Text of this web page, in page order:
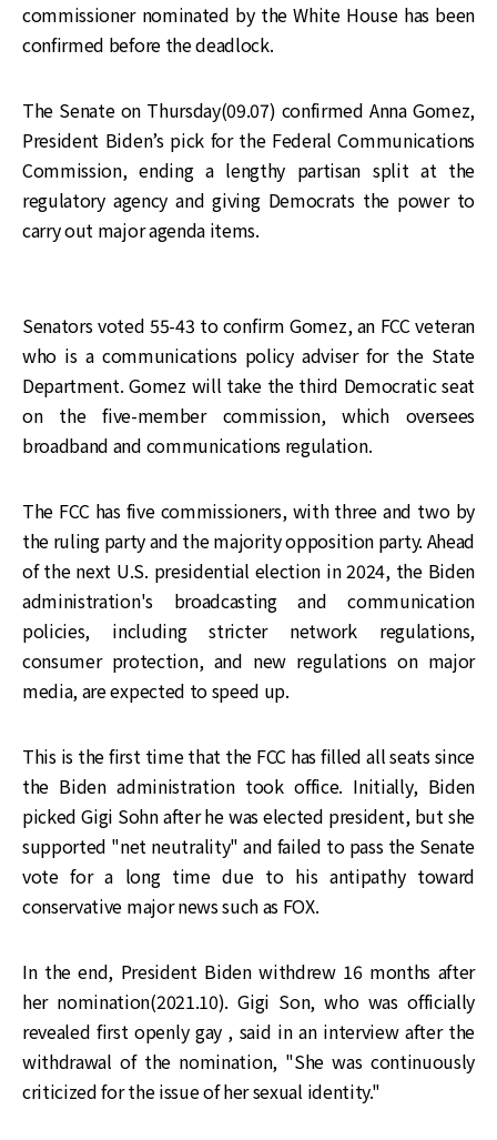
commissioner nominated by the White House has been
confirmed before the deadlock.
The Senate on Thursday(09.07) confirmed Anna Gomez,
President Biden’s pick for the Federal Communications
Commission, ending a lengthy partisan split at the
regulatory agency and giving Democrats the power to
carry out major agenda items.
Senators voted 55-43 to confirm Gomez, an FCC veteran
who is a communications policy adviser for the State
Department. Gomez will take the third Democratic seat
on the five-member commission, which oversees
broadband and communications regulation.
The FCC has five commissioners, with three and two by
the ruling party and the majority opposition party. Ahead
of the next U.S. presidential election in 2024, the Biden
administration's broadcasting and communication
policies, including stricter network regulations,
consumer protection, and new regulations on major
media, are expected to speed up.
This is the first time that the FCC has filled all seats since
the Biden administration took office. Initially, Biden
picked Gigi Sohn after he was elected president, but she
supported "net neutrality" and failed to pass the Senate
vote for a long time due to his antipathy toward
conservative major news such as FOX.
In the end, President Biden withdrew 16 months after
her nomination(2021.10). Gigi Son, who was officially
revealed first openly gay , said in an interview after the
withdrawal of the nomination, "She was continuously
criticized for the issue of her sexual identity."